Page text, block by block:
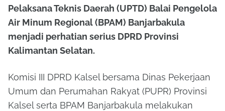
Pelaksana Teknis Daerah (UPTD) Balai Pengelola
Air Minum Regional (BPAM) Banjarbakula
menjadi perhatian serius DPRD Provinsi
Kalimantan Selatan.
Komisi III DPRD Kalsel bersama Dinas Pekerjaan
Umum dan Perumahan Rakyat (PUPR) Provinsi
Kalsel serta BPAM Banjarbakula melakukan